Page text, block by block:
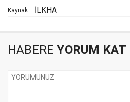
Kaynak: İLKHA
HABERE YORUM KAT